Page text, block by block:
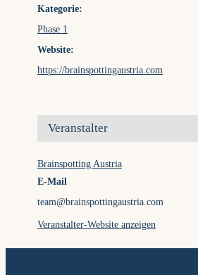
Kategorie:
Phase 1
Website:
https://brainspottingaustria.com
Veranstalter
Brainspotting Austria
E-Mail
team@brainspottingaustria.com
Veranstalter-Website anzeigen